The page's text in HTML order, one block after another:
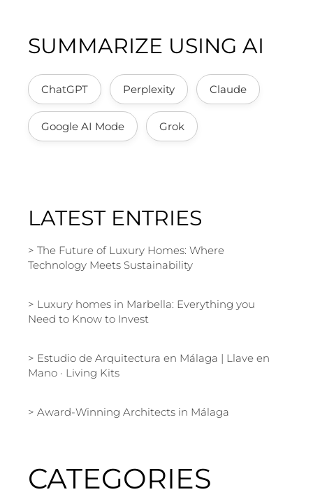
SUMMARIZE USING AI
ChatGPT Perplexity Claude
Google AI Mode Grok
LATEST ENTRIES
The Future of Luxury Homes: Where
Technology Meets Sustainability
Luxury homes in Marbella: Everything you
Need to Know to Invest
Estudio de Arquitectura en Málaga | Llave en
Mano · Living Kits
Award-Winning Architects in Málaga
CATEGORIES